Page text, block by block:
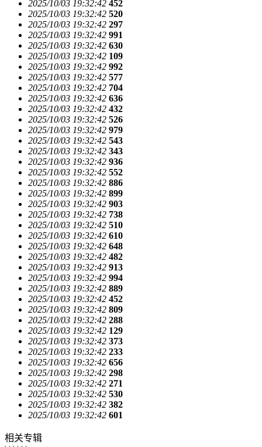
2025/10/03 19:32:42 452
2025/10/03 19:32:42 520
2025/10/03 19:32:42 297
2025/10/03 19:32:42 991
2025/10/03 19:32:42 630
2025/10/03 19:32:42 109
2025/10/03 19:32:42 992
2025/10/03 19:32:42 577
2025/10/03 19:32:42 704
2025/10/03 19:32:42 636
2025/10/03 19:32:42 432
2025/10/03 19:32:42 526
2025/10/03 19:32:42 979
2025/10/03 19:32:42 543
2025/10/03 19:32:42 343
2025/10/03 19:32:42 936
2025/10/03 19:32:42 552
2025/10/03 19:32:42 886
2025/10/03 19:32:42 899
2025/10/03 19:32:42 903
2025/10/03 19:32:42 738
2025/10/03 19:32:42 510
2025/10/03 19:32:42 610
2025/10/03 19:32:42 648
2025/10/03 19:32:42 482
2025/10/03 19:32:42 913
2025/10/03 19:32:42 994
2025/10/03 19:32:42 889
2025/10/03 19:32:42 452
2025/10/03 19:32:42 809
2025/10/03 19:32:42 288
2025/10/03 19:32:42 129
2025/10/03 19:32:42 373
2025/10/03 19:32:42 233
2025/10/03 19:32:42 656
2025/10/03 19:32:42 298
2025/10/03 19:32:42 271
2025/10/03 19:32:42 530
2025/10/03 19:32:42 382
2025/10/03 19:32:42 601
相关专辑